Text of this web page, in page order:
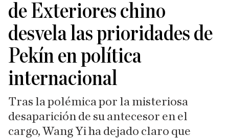
de Exteriores chino
desvela las prioridades de
Pekín en política
internacional
Tras la polémica por la misteriosa
desaparición de su antecesor en el
cargo, Wang Yi ha dejado claro que